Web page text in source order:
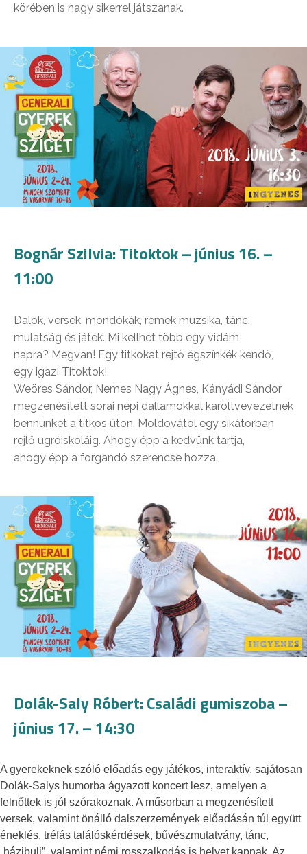
körében is nagy sikerrel játszanak.
Bognár Szilvia: Titoktok – június 16. –
11:00
Dalok, versek, mondókák, remek muzsika, tánc,
mulatság és játék. Mi kellhet több egy vidám
napra? Megvan! Egy titkokat rejtő égszínkék kendő,
egy igazi Titoktok!
Weöres Sándor, Nemes Nagy Ágnes, Kányádi Sándor
megzenésített sorai népi dallamokkal karöltvevezetnek
bennünket a titkos úton, Moldovától egy sikátorban
rejlő ugróiskoláig. Ahogy épp a kedvünk tartja,
ahogy épp a forgandó szerencse hozza.
Dolák-Saly Róbert: Családi gumiszoba –
június 17. – 14:30
A gyerekeknek szóló előadás egy játékos, interaktív, sajátosan
Dolák-Salys humorba ágyazott koncert lesz, amelyen a
felnőttek is jól szórakoznak. A műsorban a megzenésített
versek, valamint önálló dalszerzemények előadásán túl együtt
éneklés, tréfás találóskérdések, bűvészmutatvány, tánc,